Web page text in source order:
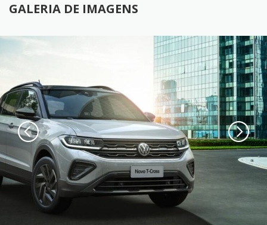
GALERIA DE IMAGENS